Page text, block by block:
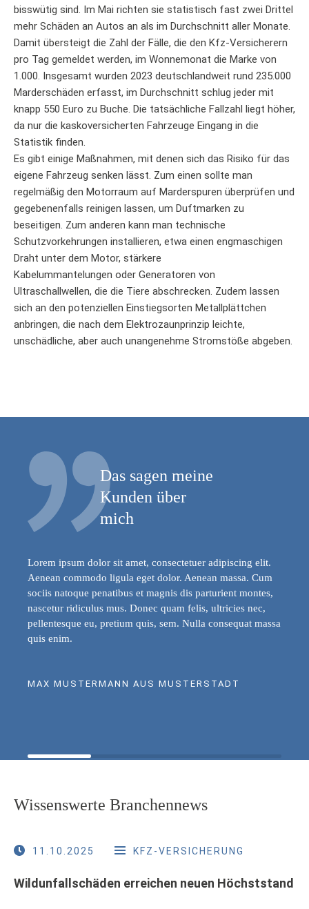
bisswütig sind. Im Mai richten sie statistisch fast zwei Drittel
mehr Schäden an Autos an als im Durchschnitt aller Monate.
Damit übersteigt die Zahl der Fälle, die den Kfz-Versicherern
pro Tag gemeldet werden, im Wonnemonat die Marke von
1.000. Insgesamt wurden 2023 deutschlandweit rund 235.000
Marderschäden erfasst, im Durchschnitt schlug jeder mit
knapp 550 Euro zu Buche. Die tatsächliche Fallzahl liegt höher,
da nur die kaskoversicherten Fahrzeuge Eingang in die
Statistik finden.
Es gibt einige Maßnahmen, mit denen sich das Risiko für das
eigene Fahrzeug senken lässt. Zum einen sollte man
regelmäßig den Motorraum auf Marderspuren überprüfen und
gegebenenfalls reinigen lassen, um Duftmarken zu
beseitigen. Zum anderen kann man technische
Schutzvorkehrungen installieren, etwa einen engmaschigen
Draht unter dem Motor, stärkere
Kabelummantelungen oder Generatoren von
Ultraschallwellen, die die Tiere abschrecken. Zudem lassen
sich an den potenziellen Einstiegsorten Metallplättchen
anbringen, die nach dem Elektrozaunprinzip leichte,
unschädliche, aber auch unangenehme Stromstöße abgeben.
Das sagen meine
Kunden über
mich
Lorem ipsum dolor sit amet, consectetuer adipiscing elit.
Aenean commodo ligula eget dolor. Aenean massa. Cum
sociis natoque penatibus et magnis dis parturient montes,
nascetur ridiculus mus. Donec quam felis, ultricies nec,
pellentesque eu, pretium quis, sem. Nulla consequat massa
quis enim.
MAX MUSTERMANN AUS MUSTERSTADT
Wissenswerte Branchennews
11.10.2025 KFZ-VERSICHERUNG
Wildunfallschäden erreichen neuen Höchststand